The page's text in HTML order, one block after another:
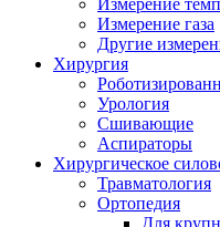
Измерение
Измерение газа
Другие
Хирургия
Урология
Сшивающие
Аспираторы
Хирургическое
Травматология
Ортопедия